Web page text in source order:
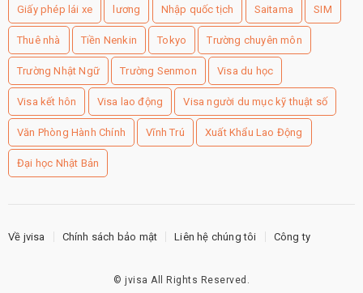
Giấy phép lái xe lương Nhập quốc tịch Saitama SIM
Thuê nhà Tiền Nenkin Tokyo Trường chuyên môn
Trường Nhật Ngữ Trường Senmon Visa du học
Visa kết hôn Visa lao động Visa người du mục kỹ thuật số
Văn Phòng Hành Chính Vĩnh Trú Xuất Khẩu Lao Động
Đại học Nhật Bản
Về jvisa Chính sách bảo mật Liên hệ chúng tôi Công ty
© jvisa All Rights Reserved.